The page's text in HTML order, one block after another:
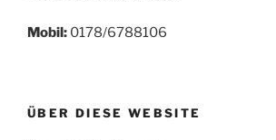
Mobil: 0178/6788106
ÜBER DIESE WEBSITE